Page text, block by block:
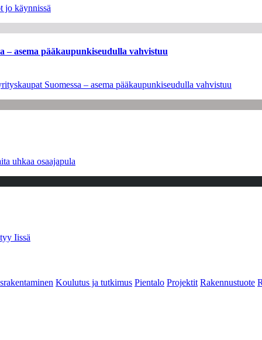
jo käynnissä
– asema pääkaupunkiseudulla vahvistuu
Suomessa – asema pääkaupunkiseudulla vahvistuu
uhkaa osaajapula
Iissä
Koulutus ja tutkimus Pientalo Projektit Rakennustuote